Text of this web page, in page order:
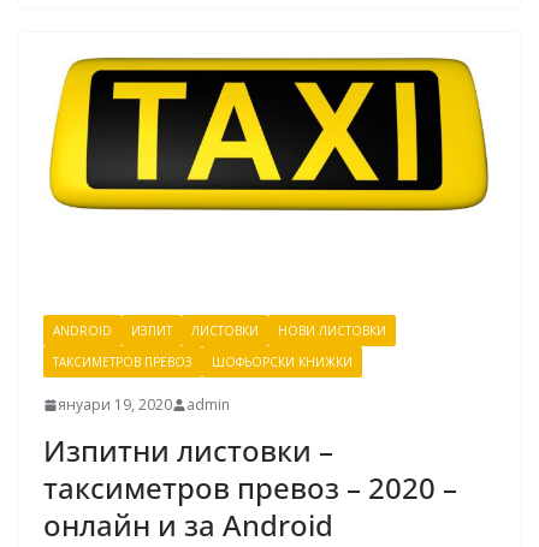
ANDROID ИЗПИТ ЛИСТОВКИ
НОВИ ЛИСТОВКИ
ТАКСИМЕТРОВ ПРЕВОЗ
ШОФЬОРСКИ КНИЖКИ
януари 19, 2020 admin
Изпитни листовки –
таксиметров превоз – 2020 –
онлайн и за Android